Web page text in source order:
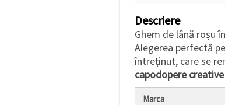
Descriere
Ghem de lână roșu
Alegerea perfectă
întreținut, care se
capodopere
Marca